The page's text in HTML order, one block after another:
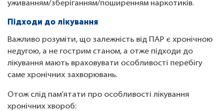
уживанням/зберіганням/поширенням наркотиків.
Підходи до лікування
Важливо розуміти, що залежність від ПАР є хронічною
недугою, а не гострим станом, а отже підходи до
лікування мають враховувати особливості перебігу
саме хронічних захворювань.
Отож слід пам’ятати про особливості лікування
хронічних хвороб: